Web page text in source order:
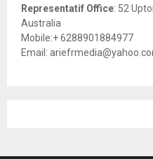
Representatif Office: 52
Australia
Mobile:+ 6288901884977
Email: